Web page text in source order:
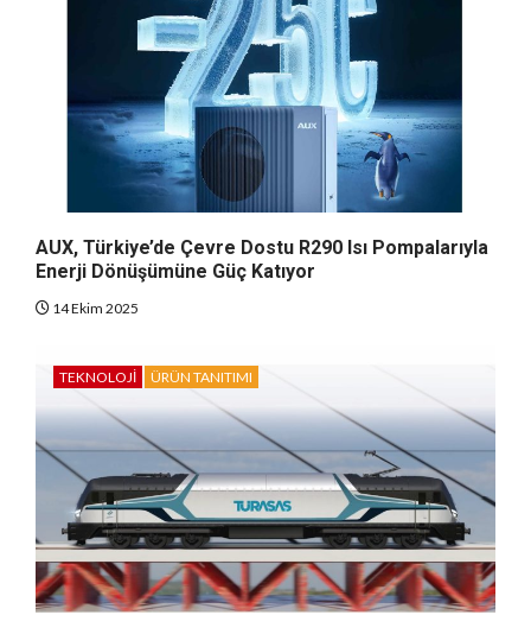
AUX, Türkiye’de Çevre Dostu R290 Isı Pompalarıyla
Enerji Dönüşümüne Güç Katıyor
14 Ekim 2025
TEKNOLOJI ÜRÜN TANITIMI